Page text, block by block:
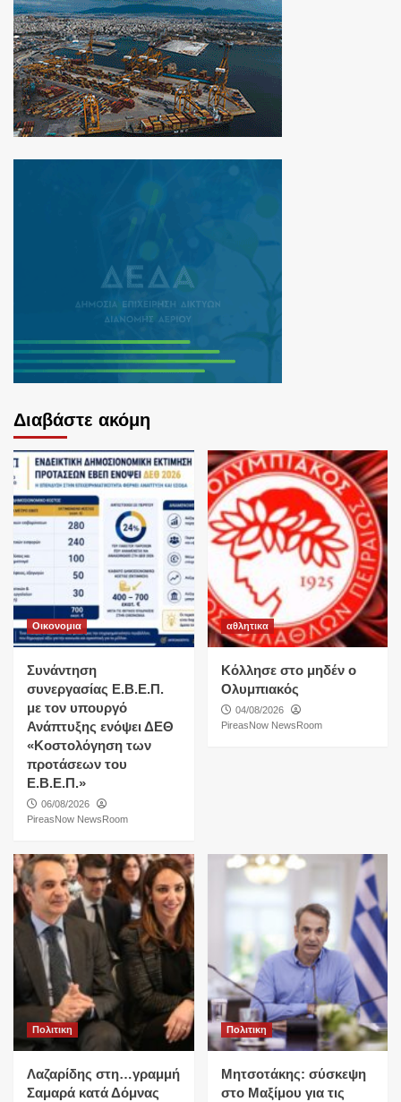
Διαβάστε ακόμη
Οικονομια
Συνάντηση
συνεργασίας Ε.Β.Ε.Π.
με τον υπουργό
Ανάπτυξης ενόψει ΔΕΘ
«Κοστολόγηση των
προτάσεων του
Ε.Β.Ε.Π.»
06/08/2026
PireasNow NewsRoom
αθλητικα
Κόλλησε στο μηδέν ο
Ολυμπιακός
04/08/2026
PireasNow NewsRoom
Πολιτικη
Λαζαρίδης στη…γραμμή
Σαμαρά κατά Δόμνας
Πολιτικη
Μητσοτάκης: σύσκεψη
στο Μαξίμου για τις